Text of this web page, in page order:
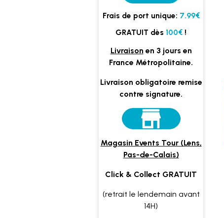
Frais de port unique: 7.99€
GRATUIT dès 100€ !
Livraison en 3 jours en
France Métropolitaine.
Livraison obligatoire remise
contre signature.
Magasin Events Tour (Lens,
Pas-de-Calais)
Click & Collect GRATUIT
(retrait le lendemain avant
14H)